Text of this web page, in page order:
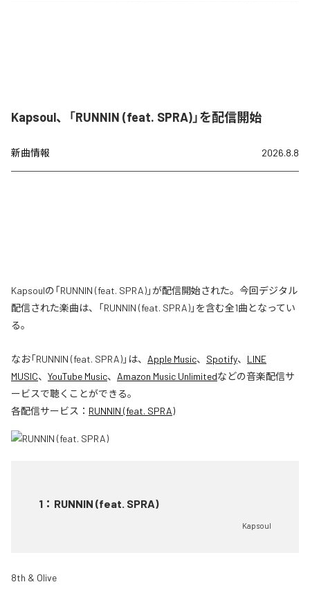
Kapsoul、「RUNNIN (feat. SPRA)」を配信開始
新曲情報 2026.8.8
Kapsoulの「RUNNIN (feat. SPRA)」が配信開始された。今回デジタル
配信された楽曲は、「RUNNIN (feat. SPRA)」を含む全1曲となってい
る。
なお「RUNNIN (feat. SPRA)」は、 Apple Music、 Spotify、 LINE
MUSIC、 YouTube Music、 Amazon Music Unlimitedなどの音楽配信サ
ービスで聴くことができる。
各配信サービス： RUNNIN (feat. SPRA)
1 ： RUNNIN (feat. SPRA)
Kapsoul
8th & Olive